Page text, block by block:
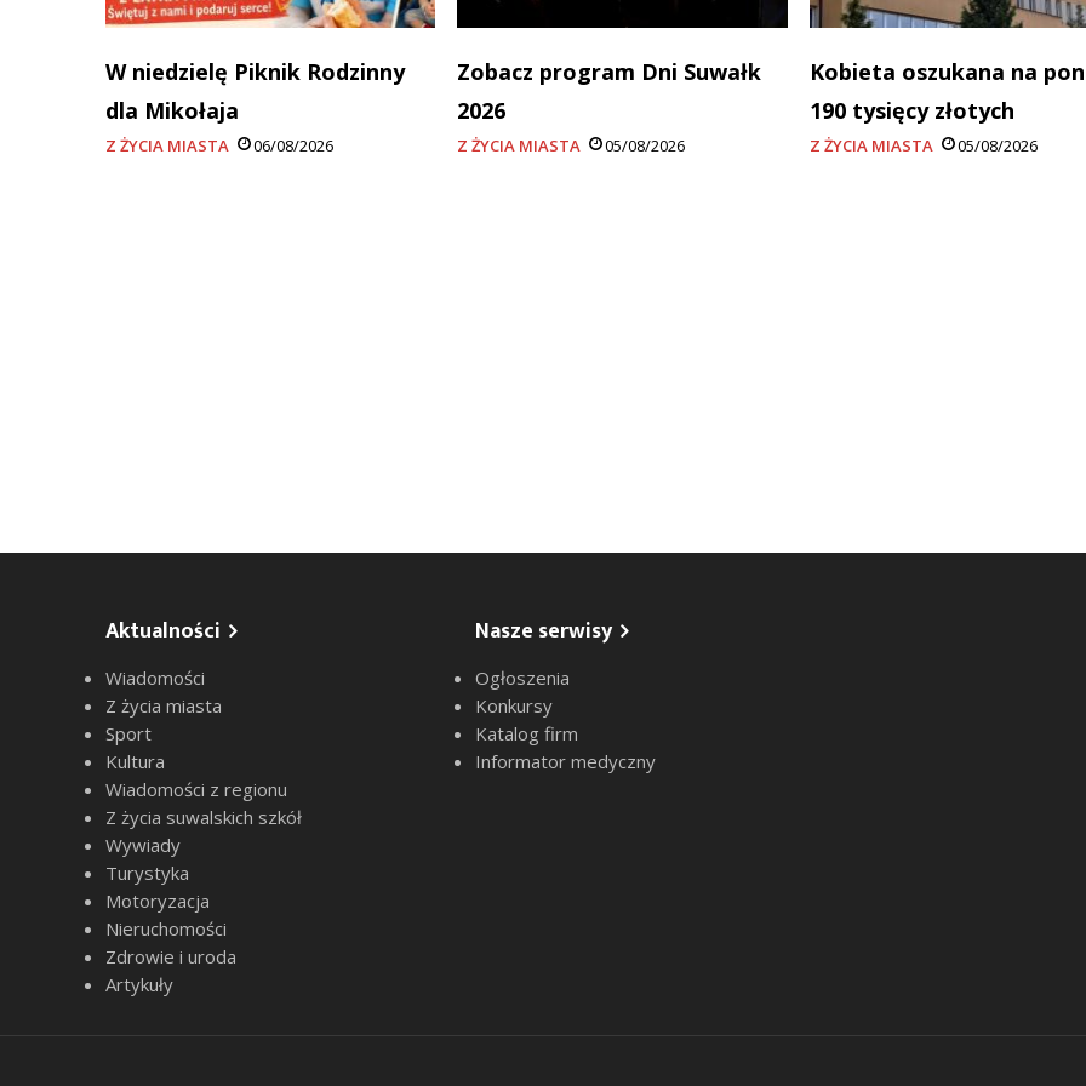
W niedzielę Piknik Rodzinny
dla Mikołaja
Z ŻYCIA MIASTA 06/08/2026
Zobacz program Dni Suwałk
2026
Z ŻYCIA MIASTA 05/08/2026
Kobieta oszukana na
190 tysięcy złotych
Z ŻYCIA MIASTA 05/08/2026
Aktualności
Wiadomości
Z życia miasta
Sport
Kultura
Wiadomości z regionu
Z życia suwalskich szkół
Wywiady
Turystyka
Motoryzacja
Nieruchomości
Zdrowie i uroda
Artykuły
Nasze serwisy
Ogłoszenia
Konkursy
Katalog firm
Informator medyczny